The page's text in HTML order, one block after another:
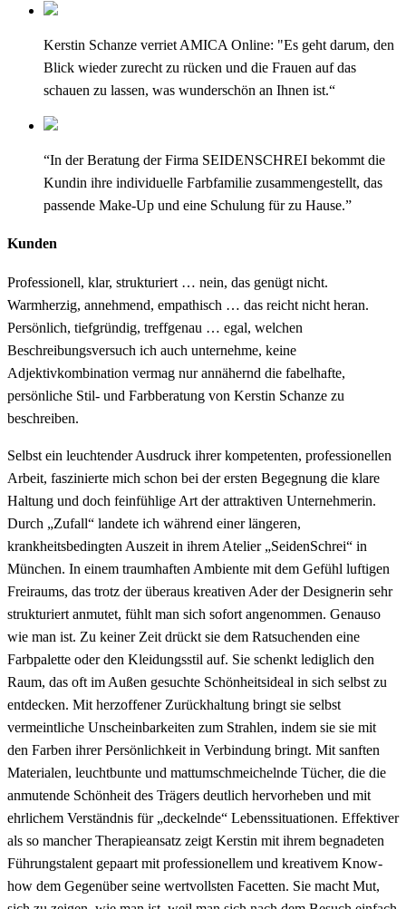
Kerstin Schanze verriet AMICA Online: "Es geht darum, den
Blick wieder zurecht zu rücken und die Frauen auf das
schauen zu lassen, was wunderschön an Ihnen ist.“
“In der Beratung der Firma SEIDENSCHREI bekommt die
Kundin ihre individuelle Farbfamilie zusammengestellt, das
passende Make-Up und eine Schulung für zu Hause.”
Kunden
Professionell, klar, strukturiert … nein, das genügt nicht.
Warmherzig, annehmend, empathisch … das reicht nicht heran.
Persönlich, tiefgründig, treffgenau … egal, welchen
Beschreibungsversuch ich auch unternehme, keine
Adjektivkombination vermag nur annähernd die fabelhafte,
persönliche Stil- und Farbberatung von Kerstin Schanze zu
beschreiben.
Selbst ein leuchtender Ausdruck ihrer kompetenten, professionellen
Arbeit, faszinierte mich schon bei der ersten Begegnung die klare
Haltung und doch feinfühlige Art der attraktiven Unternehmerin.
Durch „Zufall“ landete ich während einer längeren,
krankheitsbedingten Auszeit in ihrem Atelier „SeidenSchrei“ in
München. In einem traumhaften Ambiente mit dem Gefühl luftigen
Freiraums, das trotz der überaus kreativen Ader der Designerin sehr
strukturiert anmutet, fühlt man sich sofort angenommen. Genauso
wie man ist. Zu keiner Zeit drückt sie dem Ratsuchenden eine
Farbpalette oder den Kleidungsstil auf. Sie schenkt lediglich den
Raum, das oft im Außen gesuchte Schönheitsideal in sich selbst zu
entdecken. Mit herzoffener Zurückhaltung bringt sie selbst
vermeintliche Unscheinbarkeiten zum Strahlen, indem sie sie mit
den Farben ihrer Persönlichkeit in Verbindung bringt. Mit sanften
Materialen, leuchtbunte und mattumschmeichelnde Tücher, die die
anmutende Schönheit des Trägers deutlich hervorheben und mit
ehrlichem Verständnis für „deckelnde“ Lebenssituationen. Effektiver
als so mancher Therapieansatz zeigt Kerstin mit ihrem begnadeten
Führungstalent gepaart mit professionellem und kreativem Know-
how dem Gegenüber seine wertvollsten Facetten. Sie macht Mut,